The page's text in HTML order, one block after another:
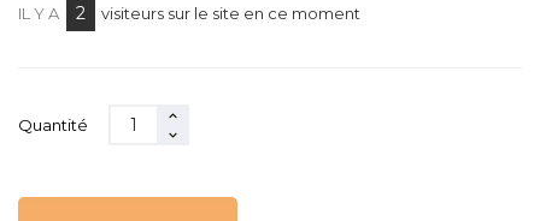
IL Y A 2 visiteurs sur le site en ce moment
Quantité